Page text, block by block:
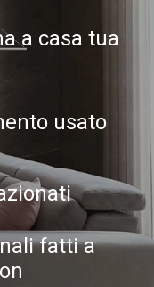
a casa tua
usato
fatti a